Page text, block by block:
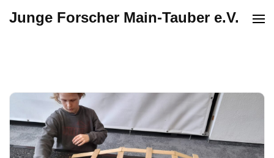
Junge Forscher Main-Tauber e.V.